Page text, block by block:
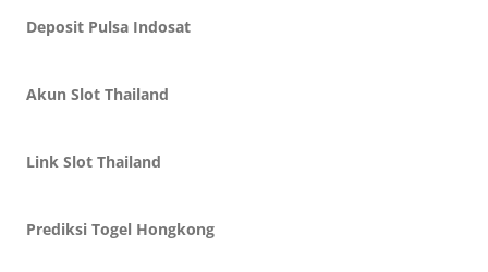
Deposit Pulsa Indosat
Akun Slot Thailand
Link Slot Thailand
Prediksi Togel Hongkong